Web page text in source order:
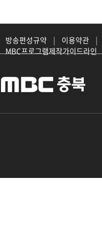
방송편성규약 | 이용약관 |
MBC프로그램제작가이드라인